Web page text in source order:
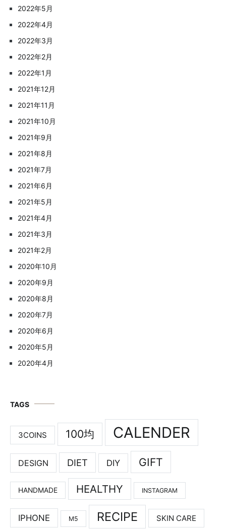
2022年5月
2022年4月
2022年3月
2022年2月
2022年1月
2021年12月
2021年11月
2021年10月
2021年9月
2021年8月
2021年7月
2021年6月
2021年5月
2021年4月
2021年3月
2021年2月
2020年10月
2020年9月
2020年8月
2020年7月
2020年6月
2020年5月
2020年4月
TAGS
3COINS 100均 CALENDER
DESIGN DIET DIY GIFT
HANDMADE HEALTHY INSTAGRAM
IPHONE M5 RECIPE SKIN CARE